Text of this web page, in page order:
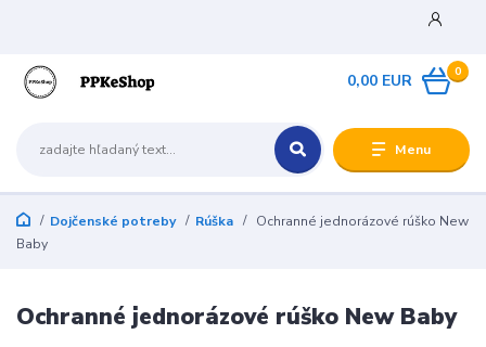
Menu
0
0,00 EUR
Dojčenské potreby Rúška
Ochranné jednorázové rúško New
Baby
Ochranné jednorázové rúško New Baby